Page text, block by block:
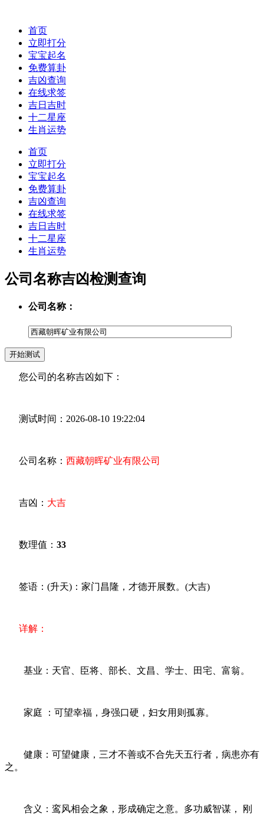
首页
立即打分
宝宝起名
免费算卦
吉凶查询
在线求签
吉日吉时
十二星座
生肖运势
首页
立即打分
宝宝起名
免费算卦
吉凶查询
在线求签
吉日吉时
十二星座
生肖运势
公司名称吉凶检测查询
公司名称：
您公司的名称吉凶如下：
测试时间：2026-08-10 19:22:04
公司名称： 西藏朝晖矿业有限公司
吉凶： 大吉
数理值： 33
签语：(升天)：家门昌隆，才德开展数。(大吉)
详解：
基业：天官、臣将、部长、文昌、学士、田宅、富翁。
家庭 ：可望幸福，身强口硬，妇女用则孤寡。
健康：可望健康，三才不善或不合先天五行者，病患亦有
之。
含义：鸾风相会之象，形成确定之意。多功威智谋， 刚